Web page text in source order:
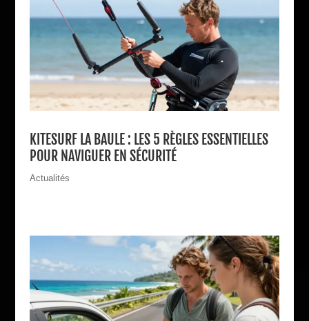
KITESURF LA BAULE : LES 5 RÈGLES ESSENTIELLES
POUR NAVIGUER EN SÉCURITÉ
Actualités